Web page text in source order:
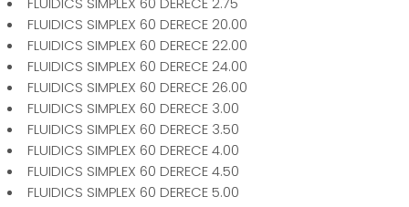
FLUIDICS SIMPLEX 60 DERECE 20.00
FLUIDICS SIMPLEX 60 DERECE 22.00
FLUIDICS SIMPLEX 60 DERECE 24.00
FLUIDICS SIMPLEX 60 DERECE 26.00
FLUIDICS SIMPLEX 60 DERECE 3.00
FLUIDICS SIMPLEX 60 DERECE 3.50
FLUIDICS SIMPLEX 60 DERECE 4.00
FLUIDICS SIMPLEX 60 DERECE 4.50
FLUIDICS SIMPLEX 60 DERECE 5.00